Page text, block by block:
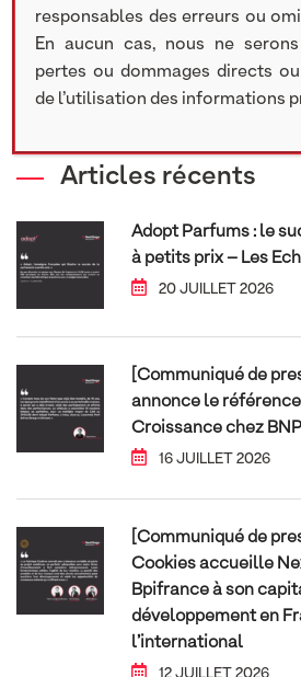
Recrutement
Nos participations
Lettre d'information
Vidéos
Articles récents
Adopt Parfums : le
à petits prix – Les
20 JUILLET 2026
[Communiqué de
annonce le
Croissance chez
16 JUILLET 2026
[Communiqué de
Cookies accueille
Bpifrance à son
développement en
l’international
12 JUILLET 2026
responsables des erreurs ou
En aucun cas, nous ne
pertes ou dommages directs
de l’utilisation des informations